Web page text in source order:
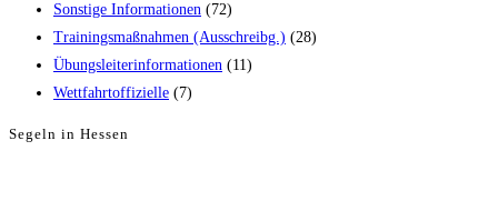
Sonstige Informationen (72)
Trainingsmaßnahmen (Ausschreibg.) (28)
Übungsleiterinformationen (11)
Wettfahrtoffizielle (7)
Segeln in Hessen